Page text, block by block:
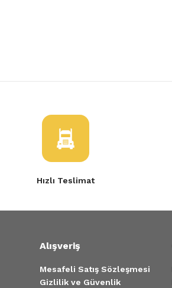
Hızlı Teslimat
Alışveriş
Mesafeli Satış Sözleşmesi
Gizlilik ve Güvenlik